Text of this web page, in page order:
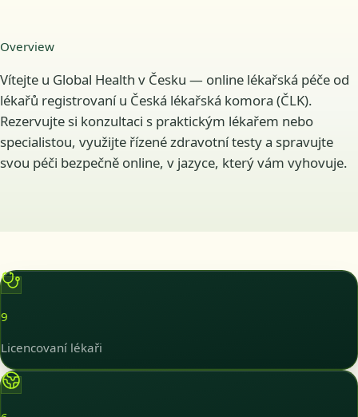
Overview
Vítejte u Global Health v Česku — online lékařská péče od
lékařů registrovaní u Česká lékařská komora (ČLK).
Rezervujte si konzultaci s praktickým lékařem nebo
specialistou, využijte řízené zdravotní testy a spravujte
svou péči bezpečně online, v jazyce, který vám vyhovuje.
9
Licencovaní lékaři